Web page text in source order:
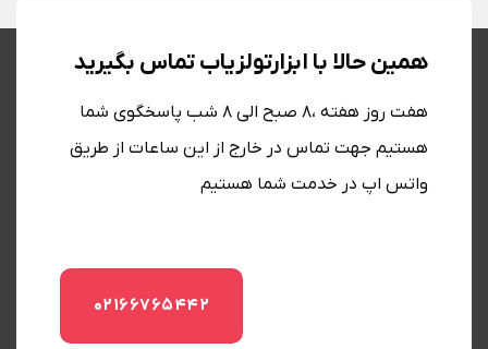
همین حالا با ابزارتولزیاب تماس بگیرید
هفت روز هفته ،8 صبح الی 8 شب پاسخگوی شما
هستیم جهت تماس در خارج از این ساعات از طریق
واتس اپ در خدمت شما هستیم
02166765442